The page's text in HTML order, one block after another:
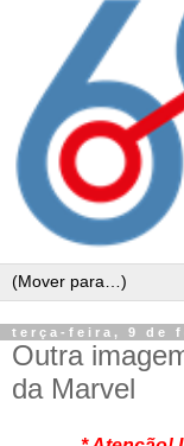
terça-feira, 9 de
Outra
da Marvel